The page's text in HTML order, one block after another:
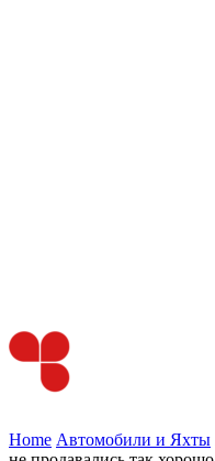
Home Автомобили и Яхты